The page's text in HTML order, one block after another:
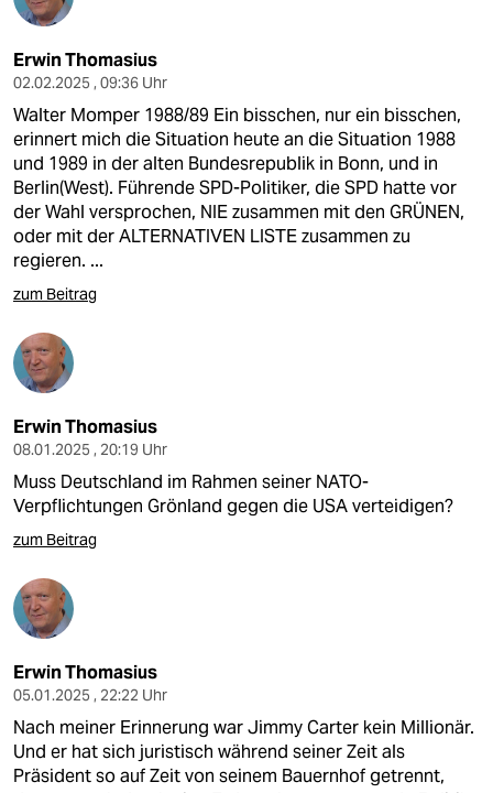
Erwin Thomasius
02.02.2025 , 09:36 Uhr
Walter Momper 1988/89 Ein bisschen, nur ein bisschen,
erinnert mich die Situation heute an die Situation 1988
und 1989 in der alten Bundesrepublik in Bonn, und in
Berlin(West). Führende SPD-Politiker, die SPD hatte vor
der Wahl versprochen, NIE zusammen mit den GRÜNEN,
oder mit der ALTERNATIVEN LISTE zusammen zu
regieren. ...
zum Beitrag
Erwin Thomasius
08.01.2025 , 20:19 Uhr
Muss Deutschland im Rahmen seiner NATO-
Verpflichtungen Grönland gegen die USA verteidigen?
zum Beitrag
Erwin Thomasius
05.01.2025 , 22:22 Uhr
Nach meiner Erinnerung war Jimmy Carter kein Millionär.
Und er hat sich juristisch während seiner Zeit als
Präsident so auf Zeit von seinem Bauernhof getrennt,